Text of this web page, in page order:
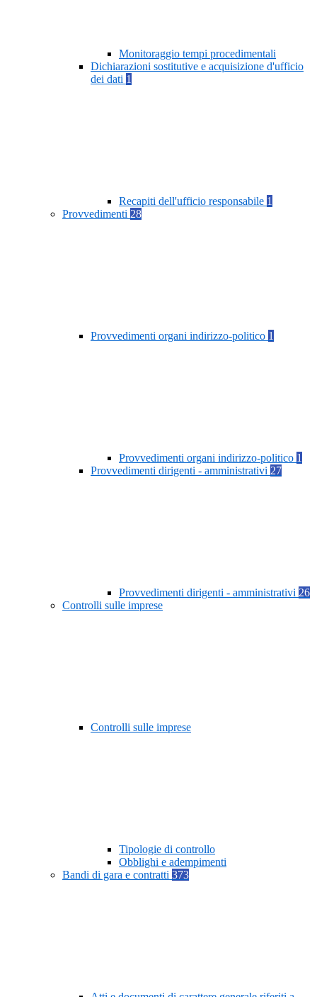
Monitoraggio tempi procedimentali
Dichiarazioni sostitutive e acquisizione d'ufficio
dei dati 1
Recapiti dell'ufficio responsabile 1
Provvedimenti 28
Provvedimenti organi indirizzo-politico 1
Provvedimenti organi indirizzo-politico 1
Provvedimenti dirigenti - amministrativi 27
Provvedimenti dirigenti - amministrativi 26
Controlli sulle imprese
Controlli sulle imprese
Tipologie di controllo
Obblighi e adempimenti
Bandi di gara e contratti 373